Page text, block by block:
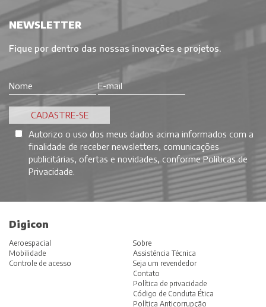
NEWSLETTER
Fique por dentro das nossas inovações e projetos.
Autorizo o uso dos meus dados acima informados com a
finalidade de receber newsletters, comunicações
publicitárias, ofertas e novidades, conformePolíticas de
Privacidade.
Digicon
Aeroespacial
Mobilidade
Controle de acesso
Sobre
Assistência Técnica
Seja um revendedor
Contato
Política de privacidade
Código de Conduta Ética
Política Anticorrupção